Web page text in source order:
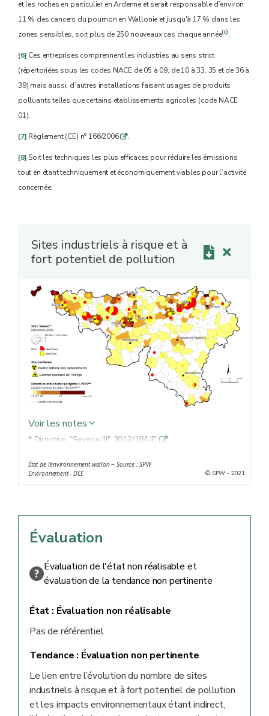
et les roches en particulier en Ardenne et serait responsable d’environ
11 % des cancers du poumon en Wallonie et jusqu'à 17 % dans les
zones sensibles, soit plus de 250 nouveaux cas chaque année(c)
[6] Ces entreprises comprennent les industries au sens strict
(répertoriées sous les codes NACE de 05 à 09, de 10 à 33, 35 et de 36 à
39) mais aussi, d’autres installations faisant usages de produits
polluants telles que certains établissements agricoles (code NACE
01).
[7] Règlement (CE) n° 166/2006q.
[8] Soit les techniques les plus efficaces pour réduire les émissions
tout en étant techniquement et économiquement viables pour l’activité
concernée.
Sites industriels à risque et à
fort potentiel de pollution
Voir les notes
* Directive "Seveso III" 2012/18/UE q
faisant usage de produit polluant comme défini à
de 0 pour Beyne-Heusay et Saint-Nicolas (pas de site),
0,9 pour Seneffe, 1,4 pour Saint-Ghislain, 1,7 pour
État de l'environnement wallon − Source : SPW
Environnement - DEE
© SPW - 2021
Évaluation
Évaluation de l'état non réalisable et
évaluation de la tendance non pertinente
État : Évaluation non réalisable
Pas de référentiel
Tendance : Évaluation non pertinente
Le lien entre l’évolution du nombre de sites
industriels à risque et à fort potentiel de pollution
et les impacts environnementaux étant indirect,